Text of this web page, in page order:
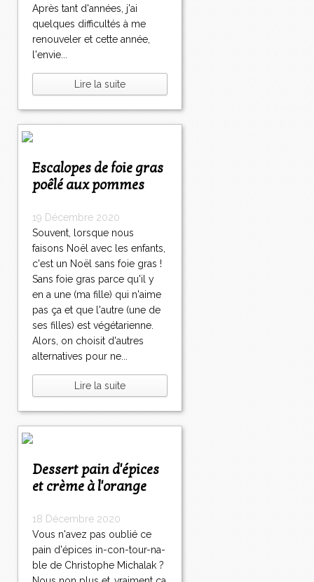
Après tant d'années, j'ai
quelques difficultés à me
renouveler et cette année,
l'envie...
Lire la suite
Escalopes de foie gras
poêlé aux pommes
19 Décembre 2020
Souvent, lorsque nous
faisons Noël avec les enfants,
c'est un Noël sans foie gras !
Sans foie gras parce qu'il y
en a une (ma fille) qui n'aime
pas ça et que l'autre (une de
ses filles) est végétarienne.
Alors, on choisit d'autres
alternatives pour ne...
Lire la suite
Dessert pain d'épices
et crème à l'orange
18 Décembre 2020
Vous n'avez pas oublié ce
pain d'épices in-con-tour-na-
ble de Christophe Michalak ?